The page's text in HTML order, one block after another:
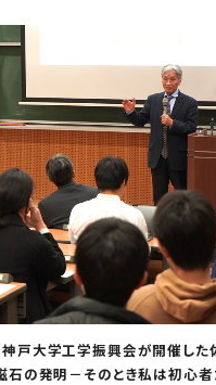
戸大学工学振興会が開催した
石の発明－そのとき私は初心者